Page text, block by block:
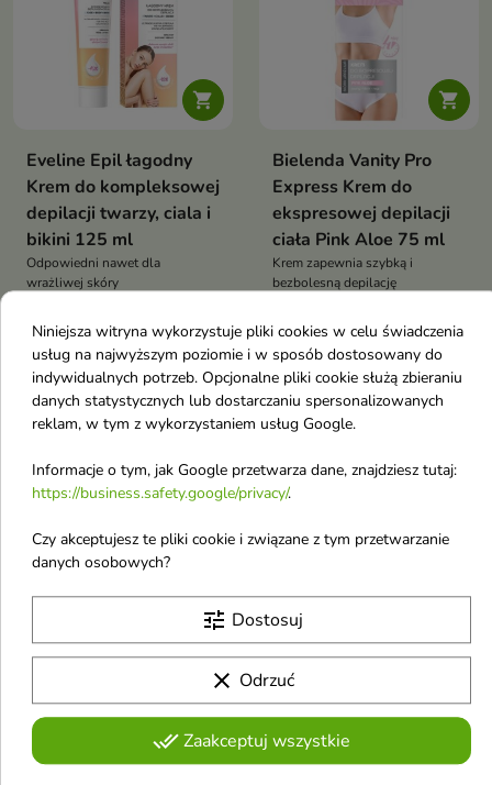

Eveline Epil łagodny
Krem do kompleksowej
depilacji twarzy, ciala i
bikini 125 ml
Odpowiedni nawet dla
wrażliwej skóry

Bielenda Vanity Pro
Express Krem do
ekspresowej depilacji
ciała Pink Aloe 75 ml
Krem zapewnia szybką i
bezbolesną depilację
-12%

favorite_border
Krem do depilacji rąk,
Łagodny krem
do depilacji
Obecnie brak na stanie favorite_border
Tanita Vegan Zestaw
Krem do depilacji bikini
50 ml + Balsam po
depilacji 30 ml
skuteczny krem z olejkiem
morelowym i masłem shea oraz
balsam łagodzący, idealny dla
Niniejsza witryna wykorzystuje pliki cookies w celu świadczenia
usług na najwyższym poziomie i w sposób dostosowany do
indywidualnych potrzeb. Opcjonalne pliki cookie służą zbieraniu
danych statystycznych lub dostarczaniu spersonalizowanych
reklam, w tym z wykorzystaniem usług Google.
Informacje o tym, jak Google przetwarza dane, znajdziesz tutaj:
https://business.safety.google/privacy/.
Czy akceptujesz te pliki cookie i związane z tym przetwarzanie
danych osobowych?
tune Dostosuj
clear Odrzuć
done_allZaakceptuj wszystkie